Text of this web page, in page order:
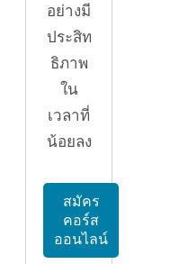
อย่างมี
ประสิท
ธิภาพ
ใน
เวลาที่
น้อยลง
สมัคร
คอร์ส
ออนไลน์